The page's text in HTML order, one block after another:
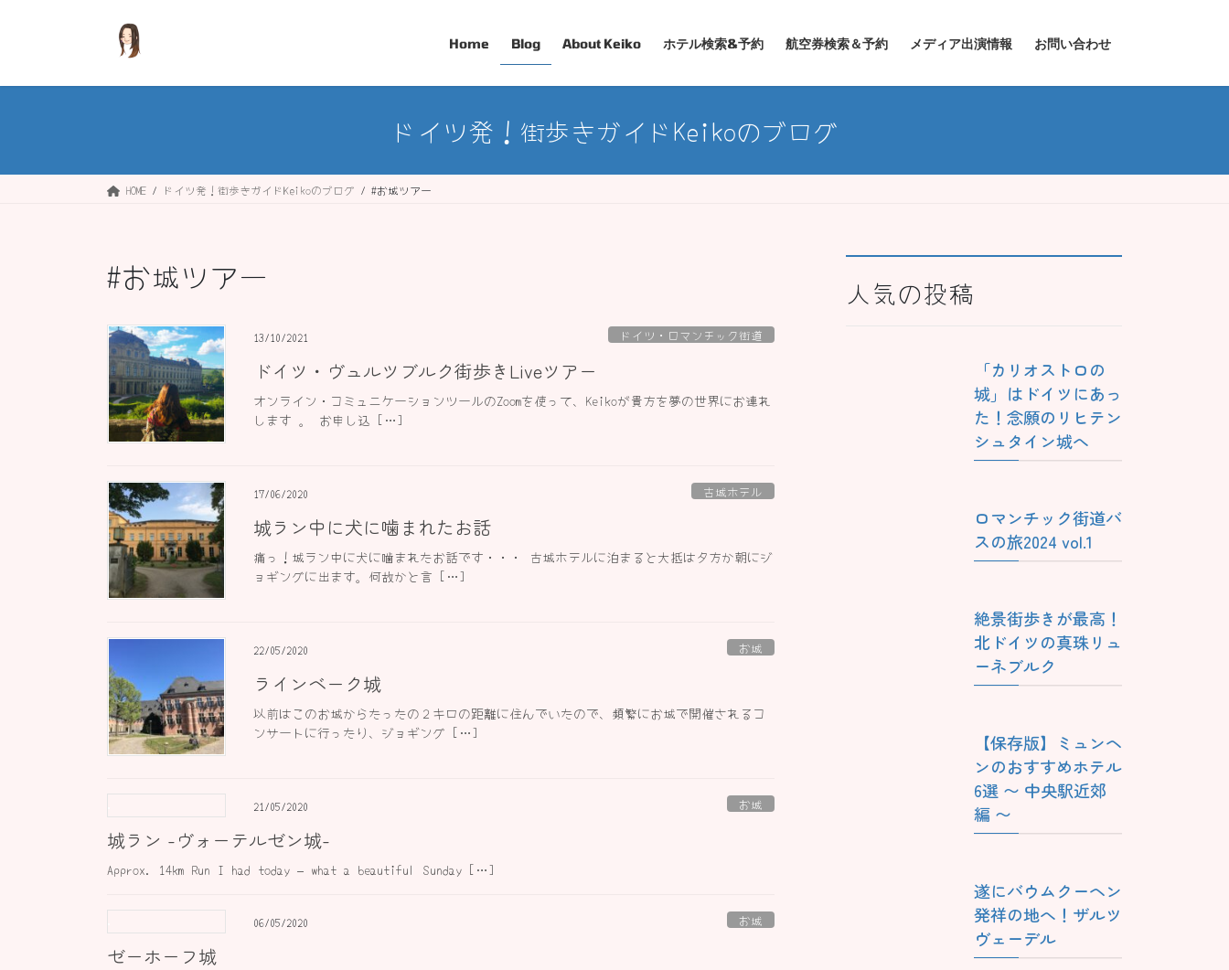
Home Blog About Keiko ホテル検索&予約 航空券検索＆予約 メディア出演情報 お問い合わせ
ドイツ発！街歩きガイドKeikoのブログ
HOME ドイツ発！街歩きガイドKeikoのブログ #お城ツアー
#お城ツアー
13/10/2021 ドイツ・ロマンチック街道
ドイツ・ヴュルツブルク街歩きLiveツアー
オンライン・コミュニケーションツールのZoomを使って、Keikoが貴方を夢の世界にお連れ
します 。 お申し込 […]
17/06/2020 古城ホテル
城ラン中に犬に噛まれたお話
痛っ！城ラン中に犬に噛まれたお話です・・・ 古城ホテルに泊まると大抵は夕方か朝にジ
ョギングに出ます。何故かと言 […]
22/05/2020 お城
ラインベーク城
以前はこのお城からたったの２キロの距離に住んでいたので、頻繁にお城で開催されるコ
ンサートに行ったり、ジョギング […]
21/05/2020 お城
城ラン -ヴォーテルゼン城-
Approx. 14km Run I had today – what a beautiful Sunday […]
06/05/2020 お城
ゼーホーフ城
人気の投稿
「カリオストロの
城」はドイツにあっ
た！念願のリヒテン
シュタイン城へ
ロマンチック街道バ
スの旅2024 vol.1
絶景街歩きが最高！
北ドイツの真珠リュ
ーネブルク
【保存版】ミュンヘ
ンのおすすめホテル
6選 〜 中央駅近郊
編 〜
遂にバウムクーヘン
発祥の地へ！ザルツ
ヴェーデル